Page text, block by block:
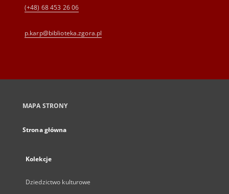
(+48) 68 453 26 06
p.karp@biblioteka.zgora.pl
MAPA STRONY
Strona główna
Kolekcje
Dziedzictwo kulturowe